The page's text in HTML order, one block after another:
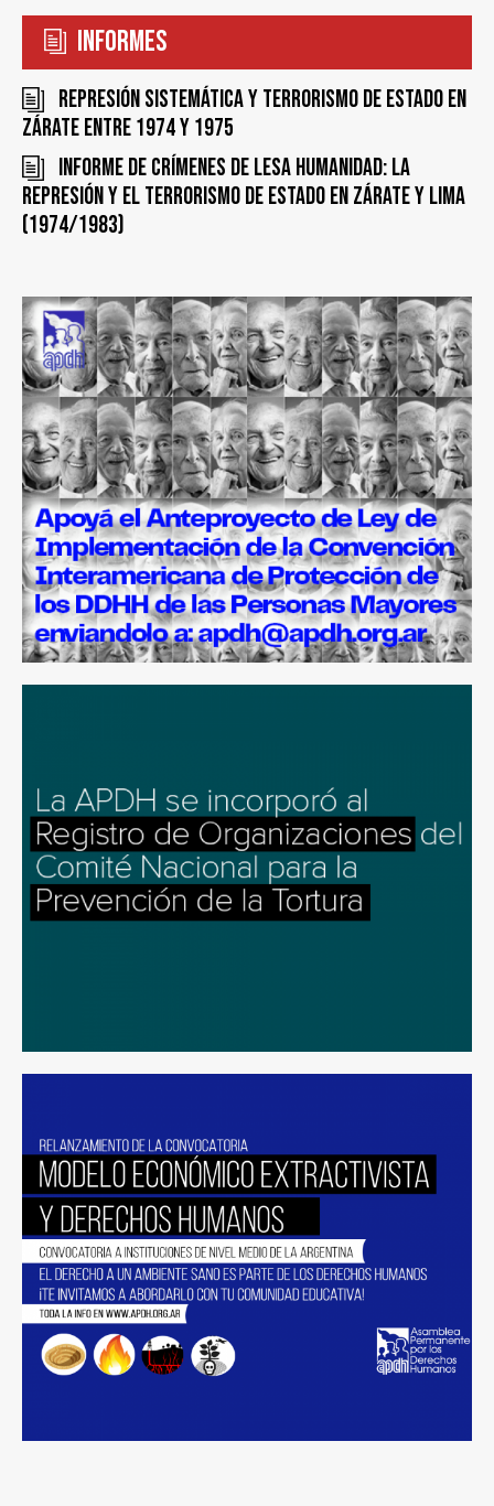
Informes
Represión sistemática y terrorismo de estado en
Zárate entre 1974 y 1975
Informe de Crímenes de Lesa Humanidad: la
represión y el terrorismo de Estado en Zárate y Lima
(1974/1983)